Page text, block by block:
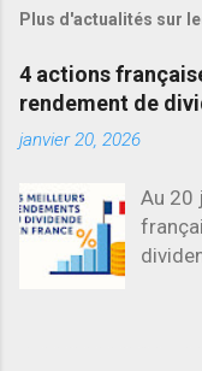
Plus d'actualités sur
4 actions
rendement de
janvier 20, 2026
Au 20